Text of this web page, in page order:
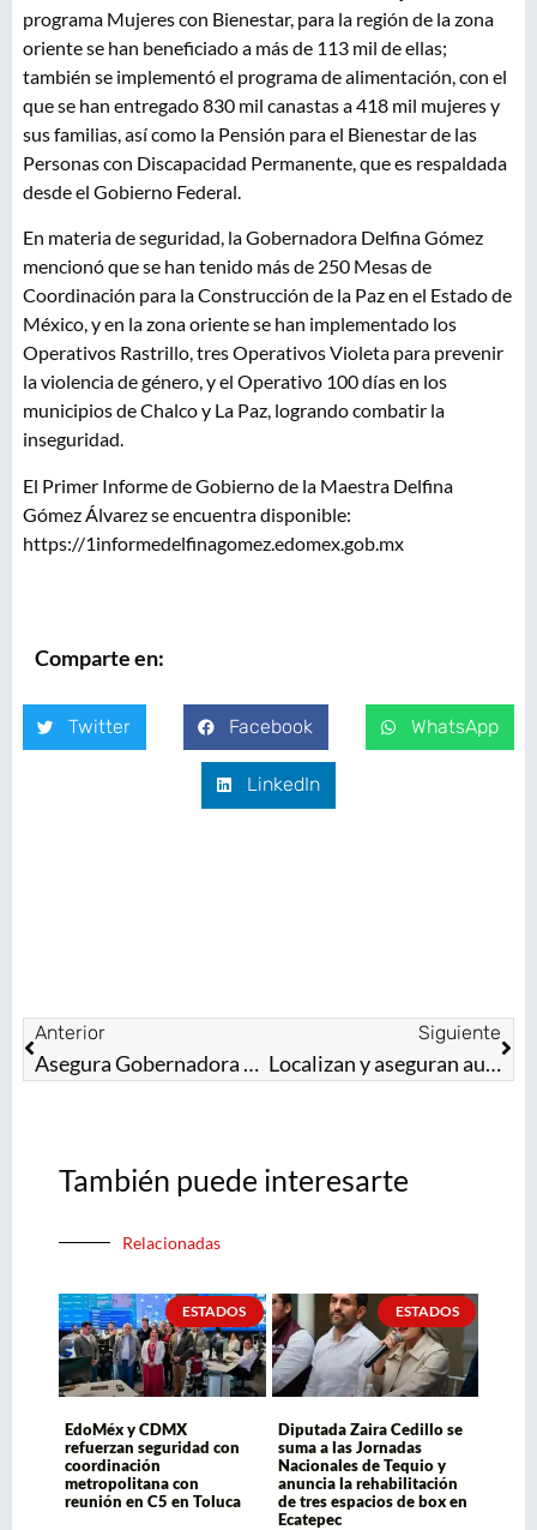
programa Mujeres con Bienestar, para la región de la zona
oriente se han beneficiado a más de 113 mil de ellas;
también se implementó el programa de alimentación, con el
que se han entregado 830 mil canastas a 418 mil mujeres y
sus familias, así como la Pensión para el Bienestar de las
Personas con Discapacidad Permanente, que es respaldada
desde el Gobierno Federal.
En materia de seguridad, la Gobernadora Delfina Gómez
mencionó que se han tenido más de 250 Mesas de
Coordinación para la Construcción de la Paz en el Estado de
México, y en la zona oriente se han implementado los
Operativos Rastrillo, tres Operativos Violeta para prevenir
la violencia de género, y el Operativo 100 días en los
municipios de Chalco y La Paz, logrando combatir la
inseguridad.
El Primer Informe de Gobierno de la Maestra Delfina
Gómez Álvarez se encuentra disponible:
https://1informedelfinagomez.edomex.gob.mx
Comparte en:
Twitter Facebook WhatsApp
LinkedIn
Anterior
Asegura Gobernadora Delfina Gómez Álvarez un entorno saludable con reformas constitucionales a favor del medio ambiente
Siguiente
Localizan y aseguran autoridades del EdoMéx bóveda subterránea para ocultar narcóticos en Tultitlán
También puede interesarte
Relacionadas
ESTADOS
EdoMéx y CDMX
refuerzan seguridad con
coordinación
metropolitana con
reunión en C5 en Toluca
ESTADOS
Diputada Zaira Cedillo se
suma a las Jornadas
Nacionales de Tequio y
anuncia la rehabilitación
de tres espacios de box en
Ecatepec